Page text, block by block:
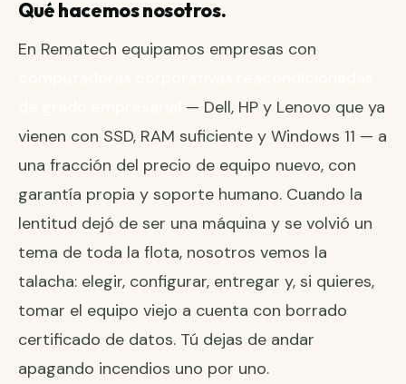
Qué hacemos nosotros.
En Rematech equipamos empresas con
— Dell, HP y Lenovo que ya
vienen con SSD, RAM suficiente y Windows 11 — a
una fracción del precio de equipo nuevo, con
garantía propia y soporte humano. Cuando la
lentitud dejó de ser una máquina y se volvió un
tema de toda la flota, nosotros vemos la
talacha: elegir, configurar, entregar y, si quieres,
tomar el equipo viejo a cuenta con borrado
certificado de datos. Tú dejas de andar
apagando incendios uno por uno.